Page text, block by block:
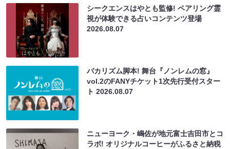
シークエンスはやとも監修! ペアリング霊
視が体験できる占いコンテンツ登場
2026.08.07
バカリズム脚本! 舞台『ノンレムの窓』
vol.2のFANYチケット1次先行受付スター
ト2026.08.07
ニューヨーク・嶋佐が地元富士吉田市とコ
ラボ! オリジナルコーヒーがふるさと納税